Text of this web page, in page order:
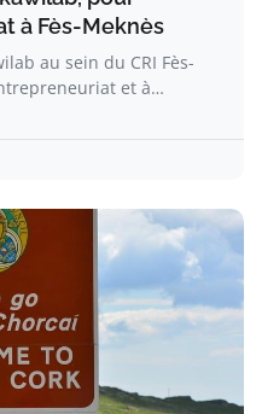
à Fès-Meknès
au sein du CRI Fès-
et à…